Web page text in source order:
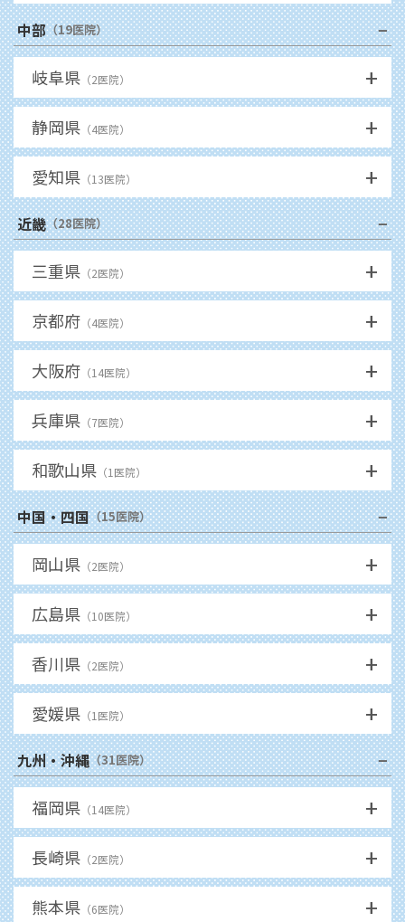
中部（19医院） −
岐阜県 （2医院） +
静岡県 （4医院） +
愛知県 （13医院） +
近畿（28医院） −
三重県 （2医院） +
京都府 （4医院） +
大阪府 （14医院） +
兵庫県 （7医院） +
和歌山県 （1 医院） +
中国・四国（15医院） −
岡山県 （2医院） +
広島県 （10医院） +
香川県 （2医院） +
愛媛県 （1 医院） +
九州・沖縄（31医院） −
福岡県 （14医院） +
長崎県 （2医院） +
熊本県 （6医院） +